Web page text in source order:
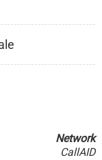
Network
CallAID